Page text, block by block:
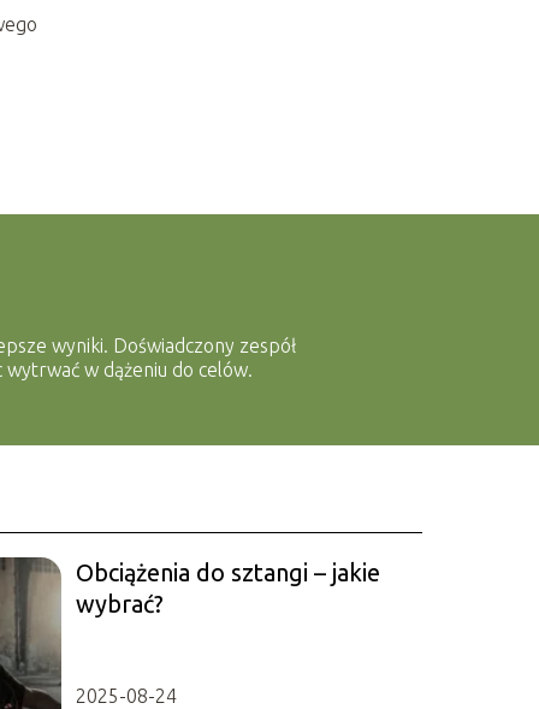
wyniki. Doświadczony zespół
w dążeniu do celów.
Obciążenia do sztangi – jakie
wybrać?
2025-08-24